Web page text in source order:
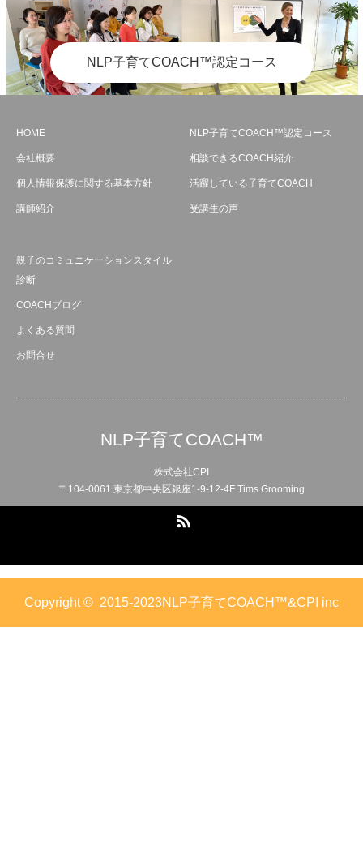
NLP子育てCOACH™認定コース
HOME
会社概要
個人情報保護に関する基本方針
講師紹介
NLP子育てCOACH™認定コース
相談できるCOACH紹介
活躍している子育てCOACH
受講生の声
親子のコミュニケーションスタイル
診断
COACHブログ
よくある質問
お問合せ
NLP子育てCOACH™
株式会社CPI
〒104-0061 東京都中央区銀座1-9-12-4F Tims Grooming
Copyright © 2015-2023NLP子育てCOACH™&CPI inc